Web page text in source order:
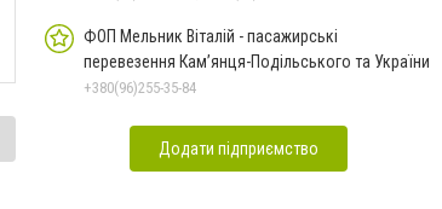
ФОП Мельник Віталій - пасажирські
перевезення Кам’янця-Подільського та України
+380(96)255-35-84
Додати підприємство